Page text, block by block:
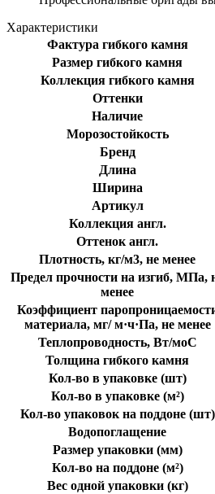
Характеристики
Фактура гибкого камня
Размер гибкого камня
Коллекция гибкого камня
Оттенки
Наличие
Морозостойкость
Бренд
Длина
Ширина
Артикул
Коллекция англ.
Оттенок англ.
Плотность, кг/м3, не менее
Предел прочности на изгиб, МПа,
менее
Коэффициент
материала, мг/ м·ч·Па, не менее
Теплопроводность, Вт/моС
Толщина гибкого камня
Кол-во в упаковке (шт)
Кол-во в упаковке (м²)
Кол-во упаковок на поддоне (шт)
Водопоглащение
Размер упаковки (мм)
Кол-во на поддоне (м²)
Вес одной упаковки (кг)